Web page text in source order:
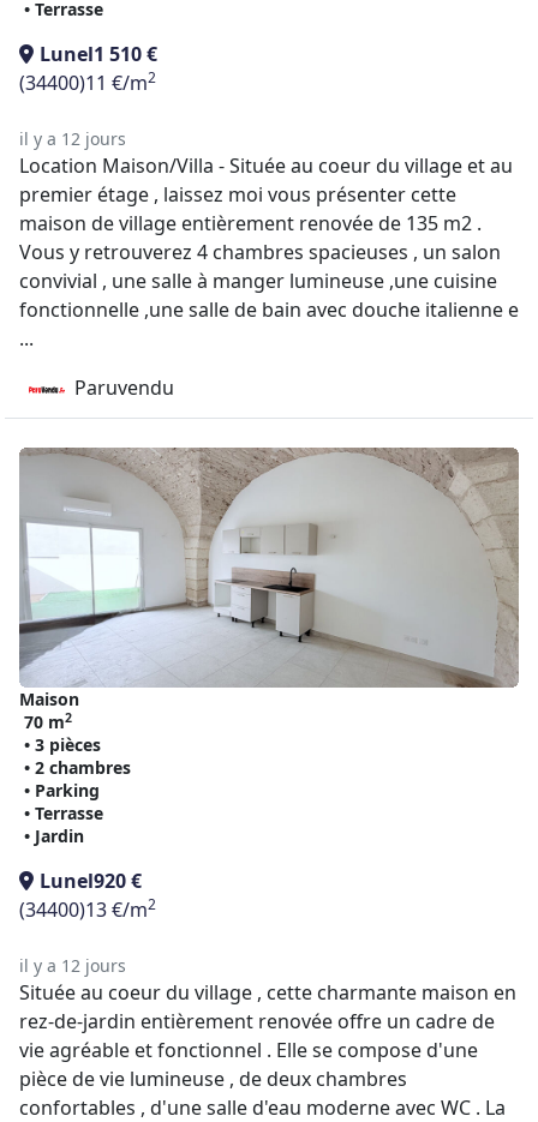
• Terrasse
Lunel1 510 €
(34400)11 €/m2
il y a 12 jours
Location Maison/Villa - Située au coeur du village et au
premier étage , laissez moi vous présenter cette
maison de village entièrement renovée de 135 m2 .
Vous y retrouverez 4 chambres spacieuses , un salon
convivial , une salle à manger lumineuse ,une cuisine
fonctionnelle ,une salle de bain avec douche italienne e
...
Paruvendu
Maison
70 m2
• 3 pièces
• 2 chambres
• Parking
• Terrasse
• Jardin
Lunel920 €
(34400)13 €/m2
il y a 12 jours
Située au coeur du village , cette charmante maison en
rez-de-jardin entièrement renovée offre un cadre de
vie agréable et fonctionnel . Elle se compose d'une
pièce de vie lumineuse , de deux chambres
confortables , d'une salle d'eau moderne avec WC . La